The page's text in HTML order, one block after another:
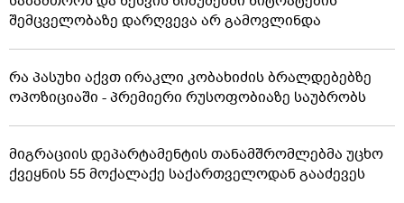
შემცველობაზე დარღვევა არ გამოვლინდა
რა პასუხი აქვთ ირაკლი კობახიძის ბრალდებებზე
ოპოზიციაში - პრემიერი რუსოფობიაზე საუბრობს
მიგრაციის დეპარტამენტის თანამშრომლებმა უცხო
ქვეყნის 55 მოქალაქე საქართველოდან გააძევეს